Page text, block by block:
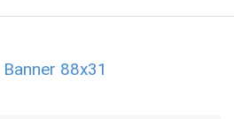
88x31